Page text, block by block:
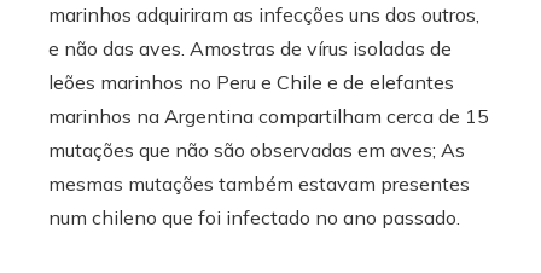
marinhos adquiriram as infecções uns dos outros,
e não das aves. Amostras de vírus isoladas de
leões marinhos no Peru e Chile e de elefantes
marinhos na Argentina compartilham cerca de 15
mutações que não são observadas em aves; As
mesmas mutações também estavam presentes
num chileno que foi infectado no ano passado.